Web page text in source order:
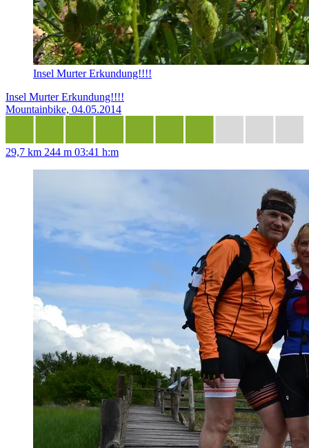
Insel Murter Erkundung!!!!
Insel Murter Erkundung!!!!
Mountainbike, 04.05.2014
29,7 km 244 m 03:41 h:m